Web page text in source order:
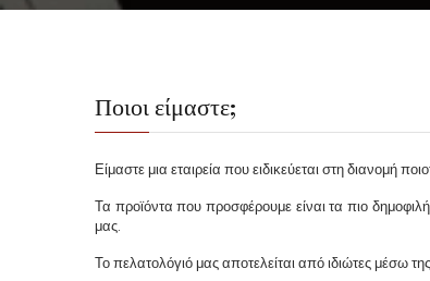
Ποιοι είμαστε;
Είμαστε μια εταιρεία που ειδικεύεται στη διανομή
Τα προϊόντα που προσφέρουμε είναι τα πιο
μας.
Το πελατολόγιό μας αποτελείται από ιδιώτες μέσω